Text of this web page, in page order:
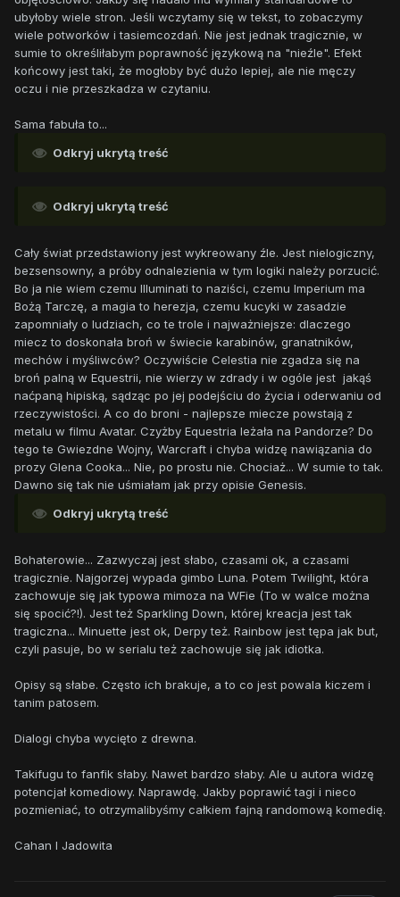
ubyłoby wiele stron. Jeśli wczytamy się w tekst, to zobaczymy
wiele potworków i tasiemcozdań. Nie jest jednak tragicznie, w
sumie to określiłabym poprawność językową na "nieźle". Efekt
końcowy jest taki, że mogłoby być dużo lepiej, ale nie męczy
oczu i nie przeszkadza w czytaniu.
Sama fabuła to...
Odkryj ukrytą treść
Odkryj ukrytą treść
Cały świat przedstawiony jest wykreowany źle. Jest nielogiczny,
bezsensowny, a próby odnalezienia w tym logiki należy porzucić.
Bo ja nie wiem czemu Illuminati to naziści, czemu Imperium ma
Bożą Tarczę, a magia to herezja, czemu kucyki w zasadzie
zapomniały o ludziach, co te trole i najważniejsze: dlaczego
miecz to doskonała broń w świecie karabinów, granatników,
mechów i myśliwców? Oczywiście Celestia nie zgadza się na
broń palną w Equestrii, nie wierzy w zdrady i w ogóle jest jakąś
naćpaną hipiską, sądząc po jej podejściu do życia i oderwaniu od
rzeczywistości. A co do broni - najlepsze miecze powstają z
metalu w filmu Avatar. Czyżby Equestria leżała na Pandorze? Do
tego te Gwiezdne Wojny, Warcraft i chyba widzę nawiązania do
prozy Glena Cooka... Nie, po prostu nie. Chociaż... W sumie to tak.
Dawno się tak nie uśmiałam jak przy opisie Genesis.
Odkryj ukrytą treść
Bohaterowie... Zazwyczaj jest słabo, czasami ok, a czasami
tragicznie. Najgorzej wypada gimbo Luna. Potem Twilight, która
zachowuje się jak typowa mimoza na WFie (To w walce można
się spocić?!). Jest też Sparkling Down, której kreacja jest tak
tragiczna... Minuette jest ok, Derpy też. Rainbow jest tępa jak but,
czyli pasuje, bo w serialu też zachowuje się jak idiotka.
Opisy są słabe. Często ich brakuje, a to co jest powala kiczem i
tanim patosem.
Dialogi chyba wycięto z drewna.
Takifugu to fanfik słaby. Nawet bardzo słaby. Ale u autora widzę
potencjał komediowy. Naprawdę. Jakby poprawić tagi i nieco
pozmieniać, to otrzymalibyśmy całkiem fajną randomową komedię.
Cahan I Jadowita